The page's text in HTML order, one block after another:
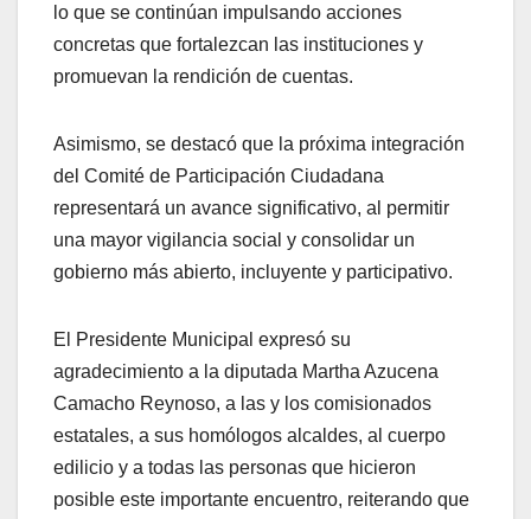
lo que se continúan impulsando acciones
concretas que fortalezcan las instituciones y
promuevan la rendición de cuentas.
Asimismo, se destacó que la próxima integración
del Comité de Participación Ciudadana
representará un avance significativo, al permitir
una mayor vigilancia social y consolidar un
gobierno más abierto, incluyente y participativo.
El Presidente Municipal expresó su
agradecimiento a la diputada Martha Azucena
Camacho Reynoso, a las y los comisionados
estatales, a sus homólogos alcaldes, al cuerpo
edilicio y a todas las personas que hicieron
posible este importante encuentro, reiterando que